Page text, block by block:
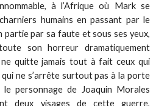
à l’Afrique où Mark se
humains en passant par le
partie par sa faute et sous ses yeux,
son horreur dramatiquement
ne quitte jamais tout à fait ceux qui
qui ne s’arrête surtout pas à la porte
personnage de Joaquin Morales
deux visages de cette guerre,